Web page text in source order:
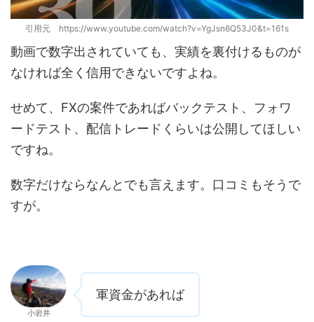
引用元 https://www.youtube.com/watch?v=YgJsn6Q53J0&t=161s
動画で数字出されていても、実績を裏付けるものが
なければ全く信用できないですよね。
せめて、FXの案件であればバックテスト、フォワ
ードテスト、配信トレードくらいは公開してほしい
ですね。
数字だけならなんとでも言えます。口コミもそうで
すが。
小岩井
軍資金があれば